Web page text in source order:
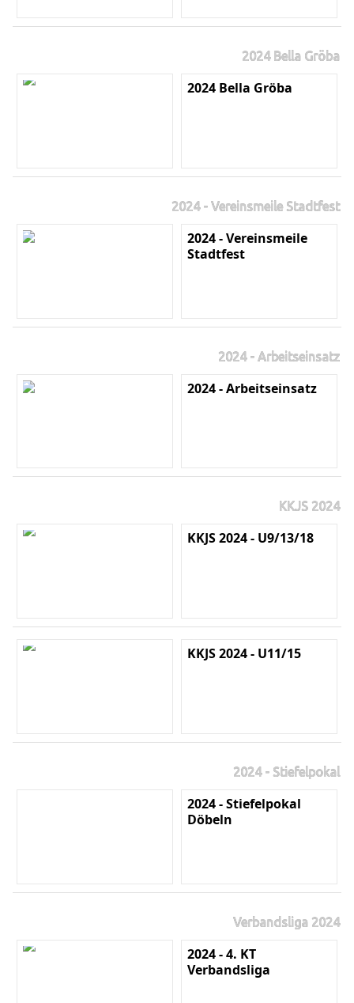
2024 Bella Gröba
2024 Bella Gröba
2024 - Vereinsmeile Stadtfest
2024 - Vereinsmeile
Stadtfest
2024 - Arbeitseinsatz
2024 - Arbeitseinsatz
KKJS 2024
KKJS 2024 - U9/13/18
KKJS 2024 - U11/15
2024 - Stiefelpokal
2024 - Stiefelpokal
Döbeln
Verbandsliga 2024
2024 - 4. KT
Verbandsliga